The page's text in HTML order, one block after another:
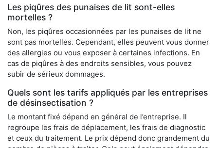
Les piqûres des punaises de lit sont-elles
mortelles ?
Non, les piqûres occasionnées par les punaises de lit ne
sont pas mortelles. Cependant, elles peuvent vous donner
des allergies ou vous exposer à certaines infections. En
cas de piqûres à des endroits sensibles, vous pouvez
subir de sérieux dommages.
Quels sont les tarifs appliqués par les entreprises
de désinsectisation ?
Le montant fixé dépend en général de l’entreprise. Il
regroupe les frais de déplacement, les frais de diagnostic
et ceux du traitement. Le prix dépend donc grandement du